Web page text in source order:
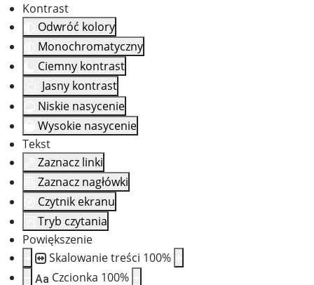
Kontrast
Odwróć kolory
Monochromatyczny
Ciemny kontrast
Jasny kontrast
Niskie nasycenie
Wysokie nasycenie
Tekst
Zaznacz linki
Zaznacz nagłówki
Czytnik ekranu
Tryb czytania
Powiększenie
Skalowanie treści 100%
Aa Czcionka 100%